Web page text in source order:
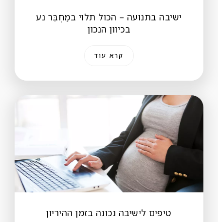
ישיבה בתנועה – הכול תלוי במַחְבֵּר נע
בכיוון הנכון
קרא עוד
טיפים לישיבה נכונה בזמן ההיריון